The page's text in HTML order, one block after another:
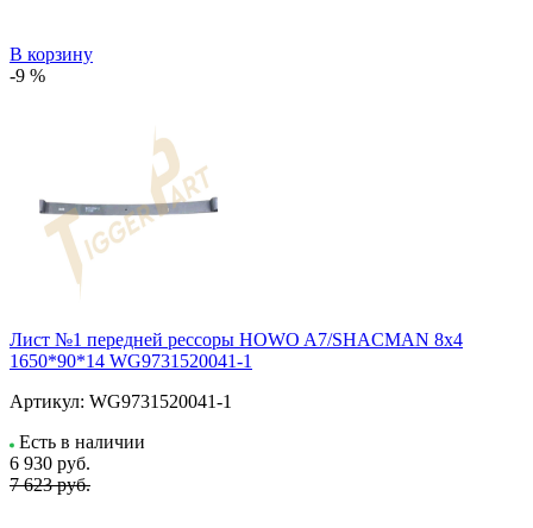
В корзину
-9 %
Лист №1 передней рессоры HOWO A7/SHACMAN 8х4
1650*90*14 WG9731520041-1
Артикул: WG9731520041-1
Есть в наличии
6 930 руб.
7 623 руб.